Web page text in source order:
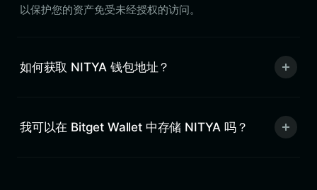
以保护您的资产免受未经授权的访问。
如何获取 NITYA 钱包地址？
我可以在 Bitget Wallet 中存储 NITYA 吗？